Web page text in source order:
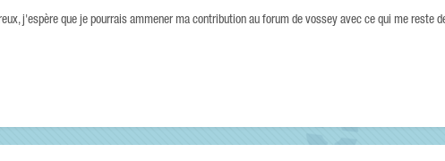
j'espère que je pourrais ammener ma contribution au forum de vossey avec ce qui me reste